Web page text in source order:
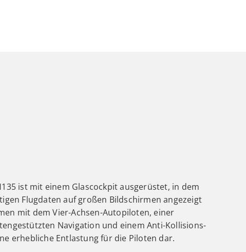
ist mit einem Glascockpit ausgerüstet, in dem
Flugdaten auf großen Bildschirmen angezeigt
mit dem Vier-Achsen-Autopiloten, einer
Navigation und einem Anti-Kollisions-
erhebliche Entlastung für die Piloten dar.